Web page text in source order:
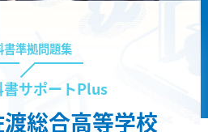
書準拠問題集
書サポートPlus
総合高等学校